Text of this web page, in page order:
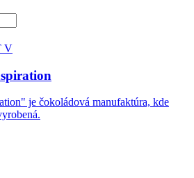
V
je čokoládová manufaktúra, kde